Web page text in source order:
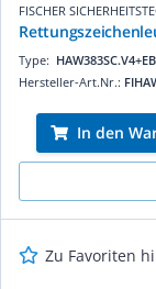
FISCHER
Type:
Hersteller-Art.Nr.:
In den
Zu Favoriten